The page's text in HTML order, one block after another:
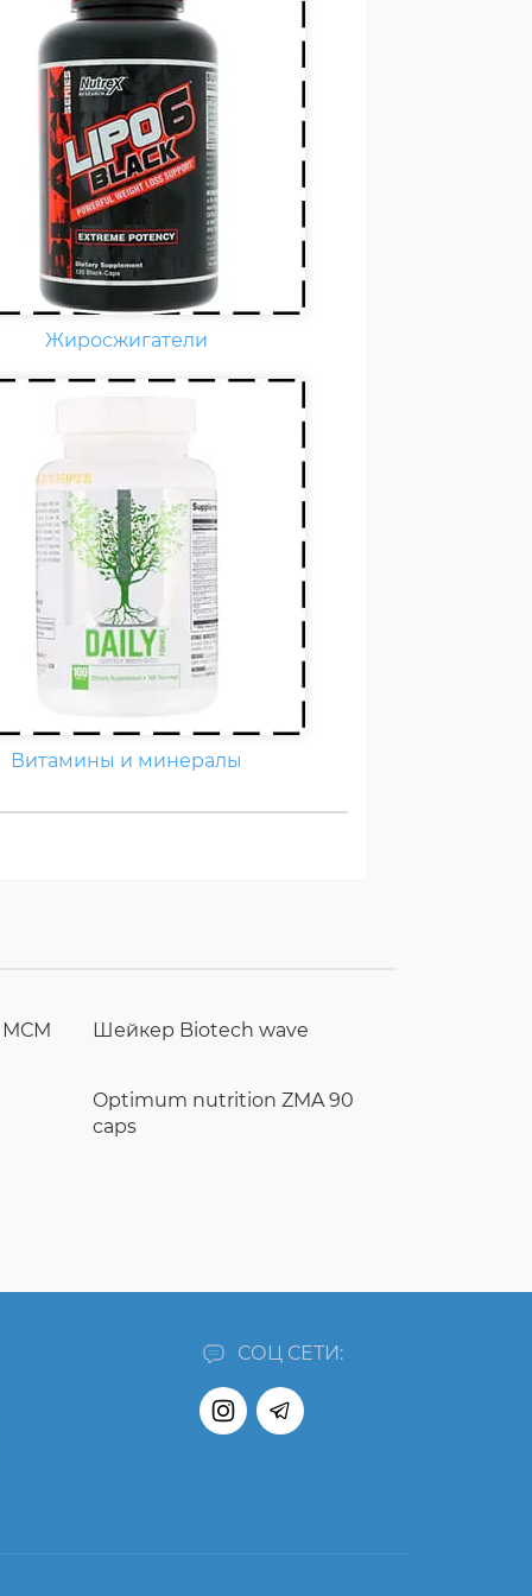
Жиросжигатели
каждому
необходимы
группы В, карнитин –
Т, витамины С, D, E, F.
тренировки,
и психологические
соревнования
суточную норму
и минералов в 1,5-2
Витамины и минералы
МСМ Шейкер Biotech wave
Optimum nutrition ZMA 90
caps
СОЦ СЕТИ: